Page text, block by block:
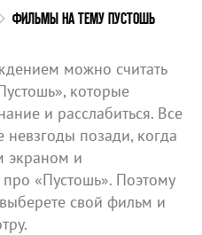
ФИЛЬМЫ НА ТЕМУ ПУСТОШЬ
можно считать
которые
и расслабиться. Все
невзгоды позади, когда
экраном и
«Пустошь». Поэтому
свой фильм и